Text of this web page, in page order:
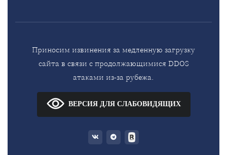
Приносим извинения за медленную загрузку
сайта в связи с продолжающимися DDOS
атаками из-за рубежа.
ВЕРСИЯ ДЛЯ СЛАБОВИДЯЩИХ